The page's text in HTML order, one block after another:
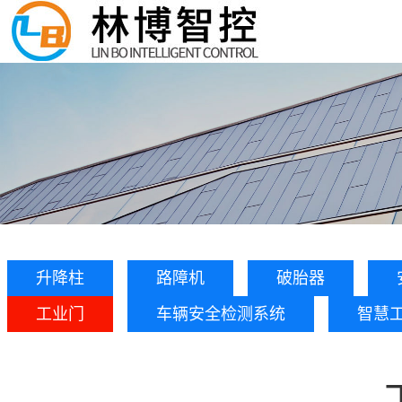
升降柱 路障机 破胎器
工业门
车辆安全检测系统 智慧